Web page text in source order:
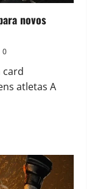
novos
0
card
atletas A